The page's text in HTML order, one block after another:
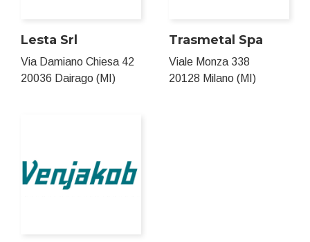
Lesta Srl
Via Damiano Chiesa 42
20036 Dairago (MI)
Trasmetal Spa
Viale Monza 338
20128 Milano (MI)